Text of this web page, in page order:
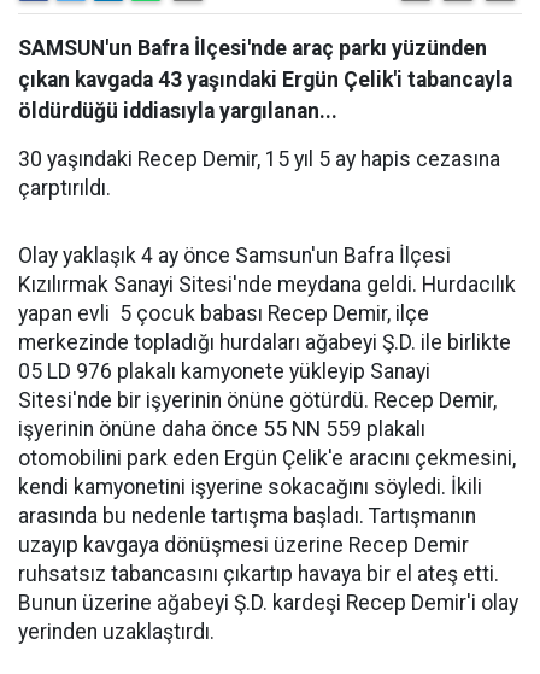
SAMSUN'un Bafra İlçesi'nde araç parkı yüzünden
çıkan kavgada 43 yaşındaki Ergün Çelik'i tabancayla
öldürdüğü iddiasıyla yargılanan...
30 yaşındaki Recep Demir, 15 yıl 5 ay hapis cezasına
çarptırıldı.
Olay yaklaşık 4 ay önce Samsun'un Bafra İlçesi
Kızılırmak Sanayi Sitesi'nde meydana geldi. Hurdacılık
yapan evli 5 çocuk babası Recep Demir, ilçe
merkezinde topladığı hurdaları ağabeyi Ş.D. ile birlikte
05 LD 976 plakalı kamyonete yükleyip Sanayi
Sitesi'nde bir işyerinin önüne götürdü. Recep Demir,
işyerinin önüne daha önce 55 NN 559 plakalı
otomobilini park eden Ergün Çelik'e aracını çekmesini,
kendi kamyonetini işyerine sokacağını söyledi. İkili
arasında bu nedenle tartışma başladı. Tartışmanın
uzayıp kavgaya dönüşmesi üzerine Recep Demir
ruhsatsız tabancasını çıkartıp havaya bir el ateş etti.
Bunun üzerine ağabeyi Ş.D. kardeşi Recep Demir'i olay
yerinden uzaklaştırdı.